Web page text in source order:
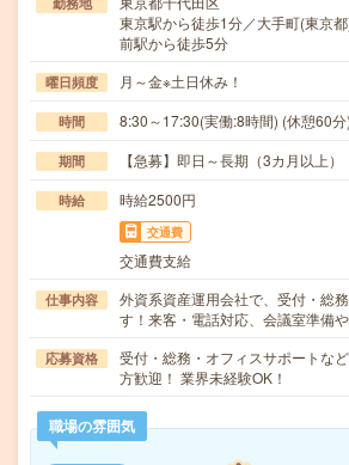
東京駅から徒歩1分／大手町(東京
前駅から徒歩5分
曜日頻度 月～金※土日休み！
時間 8:30～17:30(実働:8時間) (休憩60分)
期間 【急募】即日～長期（3カ月以上
時給 時給2500円
交通費
交通費支給
仕事内容
外資系資産運用会社で、受付・総
す！来客・電話対応、会議室準備
応募資格
受付・総務・オフィスサポートな
方歓迎！ 業界未経験OK！
職場の雰囲気